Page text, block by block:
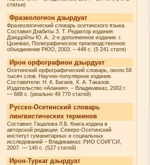
статьи)
Фразеологион дзырдуат
Фразеологический словарь осетинского языка.
Составил Дзабиты З. Т. Редактор издания
Дзиццойты Ю. А.: 2-е дополненное издание. г.
Цхинвал, Полиграфическое производственное
объединение РЮО, 2003. – 448 с. (5 241 статя)
Ирон орфографион дзырдуат
Осетинский орфографический словарь, около 58
тысяч слов. Научно-популярное издание.
Составители: Н. К. Багаев, Х. А. Таказов.
Издательство «Алания», – Владикавказ, 2002 г.
— 688 с. (реально 49 770 статей)
Русско-Осетинский словарь
лингвистических терминов
Составил: Гацалова Л.Б. Книга издана в
авторской редакции. Северо-Осетинский
институт гуманитарных и социальных
исследований – Владикавказ: РИО СОИГСИ,
2007. — 140 с. (527 статей)
Ирон-Туркаг дзырдуат